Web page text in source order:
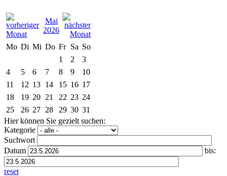
Mai
2026
Mo Di Mi Do Fr Sa So
1
2
3
4
5 6 7 8 9
10
11
12 13 14 15 16 17
18
19 20 21 22 23 24
25
26 27 28 29 30 31
Hier können Sie gezielt suchen:
Kategorie
Suchwort
Datum
bis:
reset